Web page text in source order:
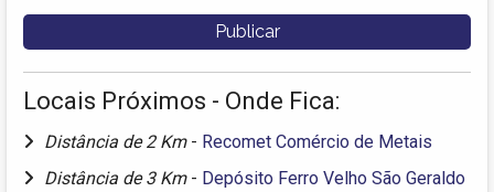
Locais Próximos - Onde Fica:
Distância de 2 Km - Recomet Comércio de Metais
Distância de 3 Km - Depósito Ferro Velho São Geraldo